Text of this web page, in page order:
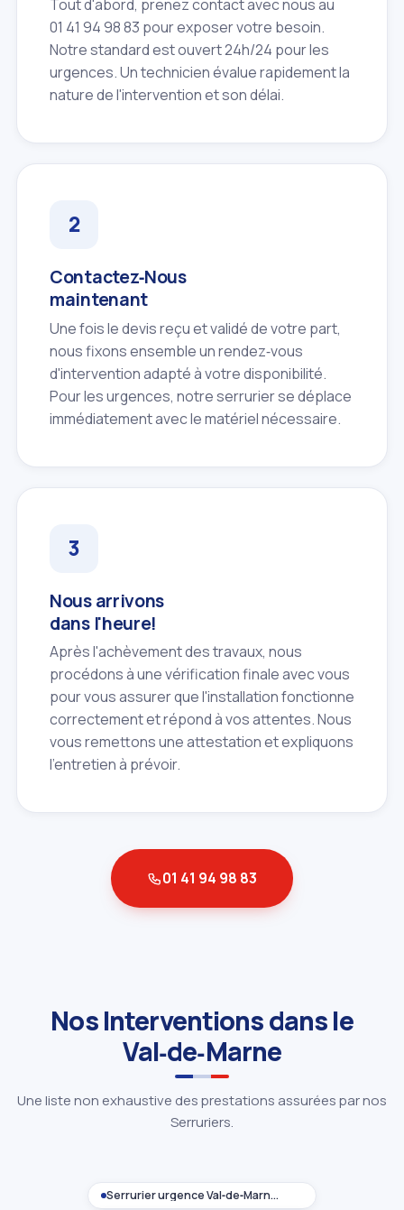
Tout d'abord, prenez contact avec nous au
01 41 94 98 83 pour exposer votre besoin.
Notre standard est ouvert 24h/24 pour les
urgences. Un technicien évalue rapidement la
nature de l'intervention et son délai.
Contactez‑Nous
maintenant
Une fois le devis reçu et validé de votre part,
nous fixons ensemble un rendez‑vous
d'intervention adapté à votre disponibilité.
Pour les urgences, notre serrurier se déplace
immédiatement avec le matériel nécessaire.
Nous arrivons
dans l'heure!
Après l'achèvement des travaux, nous
procédons à une vérification finale avec vous
pour vous assurer que l'installation fonctionne
correctement et répond à vos attentes. Nous
vous remettons une attestation et expliquons
l'entretien à prévoir.
01 41 94 98 83
Nos Interventions dans le
Val‑de‑Marne
Une liste non exhaustive des prestations assurées par nos
Serruriers.
Serrurier urgence Val‑de‑Marne (94)